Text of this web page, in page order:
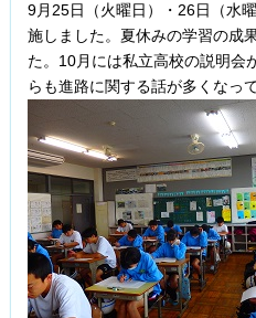
9月25日（火曜日）・26日（水
施しました。夏休みの学習の成
た。10月には私立高校の説明会
らも進路に関する話が多くなっ